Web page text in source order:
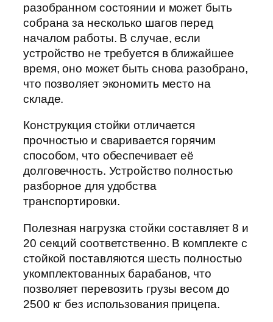
разобранном состоянии и может быть
собрана за несколько шагов перед
началом работы. В случае, если
устройство не требуется в ближайшее
время, оно может быть снова разобрано,
что позволяет экономить место на
складе.
Конструкция стойки отличается
прочностью и сваривается горячим
способом, что обеспечивает её
долговечность. Устройство полностью
разборное для удобства
транспортировки.
Полезная нагрузка стойки составляет 8 и
20 секций соответственно. В комплекте с
стойкой поставляются шесть полностью
укомплектованных барабанов, что
позволяет перевозить грузы весом до
2500 кг без использования прицепа.